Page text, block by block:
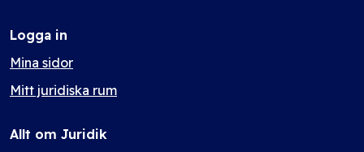
Logga in
Mina sidor
Mitt juridiska rum
Allt om Juridik